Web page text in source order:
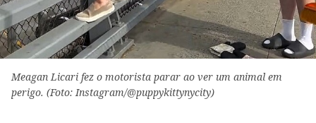
Meagan Licari fez o motorista parar ao ver um animal em
perigo. (Foto: Instagram/@puppykittynycity)